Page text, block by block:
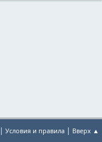
| Условия и правила | Вверх ▲